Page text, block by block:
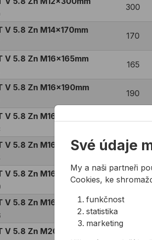
300
V 5.8 Zn M14x170mm
170
V 5.8 Zn M16x165mm
165
V 5.8 Zn M16x190mm
190
5.8 Zn M16x230mm
230
V 5.8 Zn M16x250mm
250
V 5.8 Zn M16x300mm
300
V 5.8 Zn M16x360mm
V 5.8 Zn M20x220mm
Své údaje
My a naši partneři
Cookies, ke
funkčnost
statistika
marketing